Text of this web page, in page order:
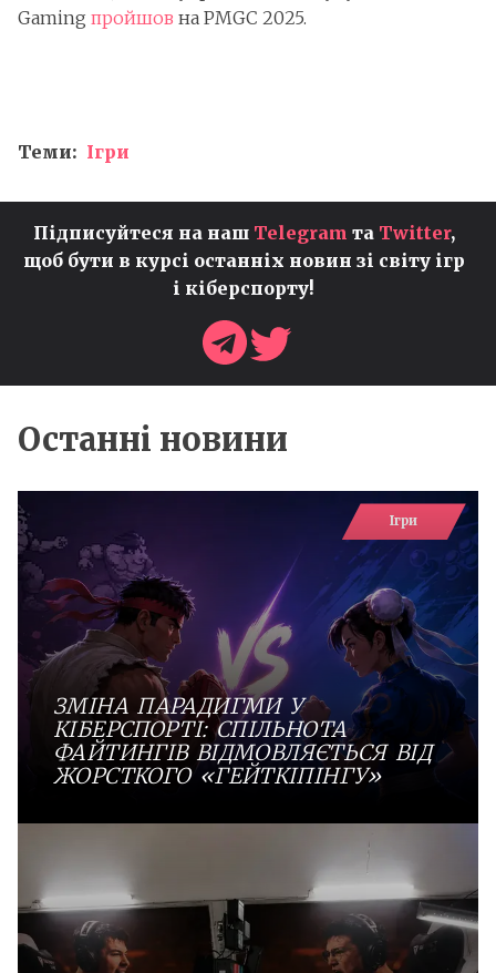
Gaming пройшов на PMGC 2025.
Теми: Ігри
Підписуйтеся на наш Telegram та Twitter,
щоб бути в курсі останніх новин зі світу ігр
і кіберспорту!
Останні новини
Ігри
ЗМІНА ПАРАДИГМИ У
КІБЕРСПОРТІ: СПІЛЬНОТА
ФАЙТИНГІВ ВІДМОВЛЯЄТЬСЯ ВІД
ЖОРСТКОГО «ГЕЙТКІПІНГУ»